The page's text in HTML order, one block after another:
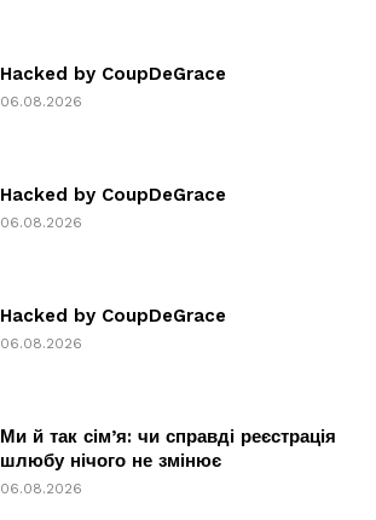
Hacked by CoupDeGrace
06.08.2026
Hacked by CoupDeGrace
06.08.2026
Hacked by CoupDeGrace
06.08.2026
Ми й так сім’я: чи справді реєстрація
шлюбу нічого не змінює
06.08.2026